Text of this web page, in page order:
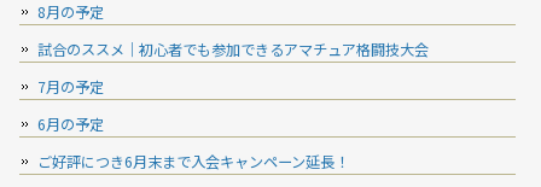
8月の予定
試合のススメ｜初心者でも参加できるアマチュア格闘技大会
7月の予定
6月の予定
ご好評につき6月末まで入会キャンペーン延長！